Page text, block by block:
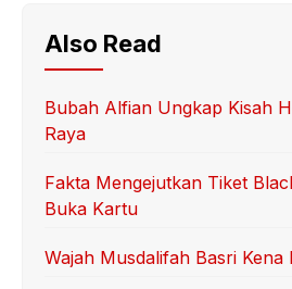
Also Read
Bubah Alfian Ungkap Kisah
Raya
Fakta Mengejutkan Tiket
Buka Kartu
Wajah Musdalifah Basri